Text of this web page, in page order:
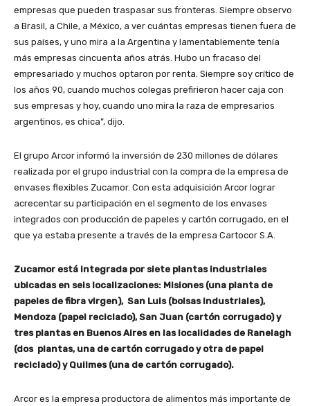
empresas que pueden traspasar sus fronteras. Siempre observo
a Brasil, a Chile, a México, a ver cuántas empresas tienen fuera de
sus países, y uno mira a la Argentina y lamentablemente tenía
más empresas cincuenta años atrás. Hubo un fracaso del
empresariado y muchos optaron por renta. Siempre soy crítico de
los años 90, cuando muchos colegas prefirieron hacer caja con
sus empresas y hoy, cuando uno mira la raza de empresarios
argentinos, es chica”, dijo.
El grupo Arcor informó la inversión de 230 millones de dólares
realizada por el grupo industrial con la compra de la empresa de
envases flexibles Zucamor. Con esta adquisición Arcor lograr
acrecentar su participación en el segmento de los envases
integrados con producción de papeles y cartón corrugado, en el
que ya estaba presente a través de la empresa Cartocor S.A.
Zucamor está integrada por siete plantas industriales
ubicadas en seis localizaciones: Misiones (una planta de
papeles de fibra virgen), San Luis (bolsas industriales),
Mendoza (papel reciclado), San Juan (cartón corrugado) y
tres plantas en Buenos Aires en las localidades de Ranelagh
(dos plantas, una de cartón corrugado y otra de papel
reciclado) y Quilmes (una de cartón corrugado).
Arcor es la empresa productora de alimentos más importante de